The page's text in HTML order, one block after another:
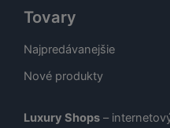
Tovary
Najpredávanejšie
Nové produkty
Luxury Shops –